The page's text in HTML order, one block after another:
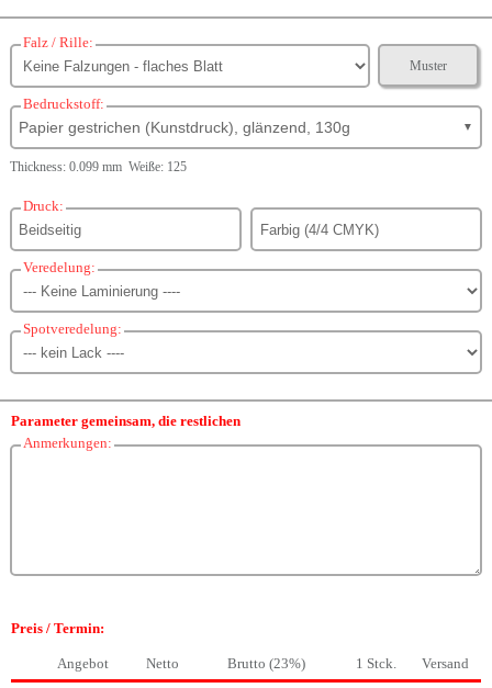
Falz / Rille:
Muster
Bedruckstoff:
Papier gestrichen (Kunstdruck), glänzend, 130g ▼
Thickness: 0.099 mm Weiße: 125
Druck:
Veredelung:
Spotveredelung:
Parameter gemeinsam, die restlichen
Anmerkungen:
Preis / Termin:
Angebot Netto Brutto (23%) 1 Stck. Versand